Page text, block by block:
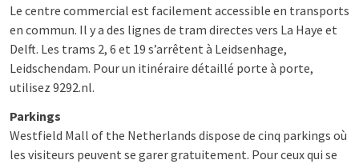
Le centre commercial est facilement accessible en transports
en commun. Il y a des lignes de tram directes vers La Haye et
Delft. Les trams 2, 6 et 19 s’arrêtent à Leidsenhage,
Leidschendam. Pour un itinéraire détaillé porte à porte,
utilisez 9292.nl.
Parkings
Westfield Mall of the Netherlands dispose de cinq parkings où
les visiteurs peuvent se garer gratuitement. Pour ceux qui se